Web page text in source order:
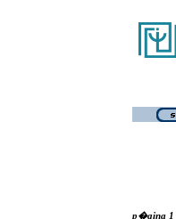
p�gina 1